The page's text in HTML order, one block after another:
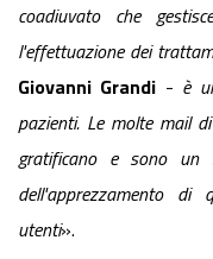
coadiuvato che
l'effettuazione dei
Giovanni Grandi - è
pazienti. Le molte mail
gratificano e sono un
dell'apprezzamento
utenti».